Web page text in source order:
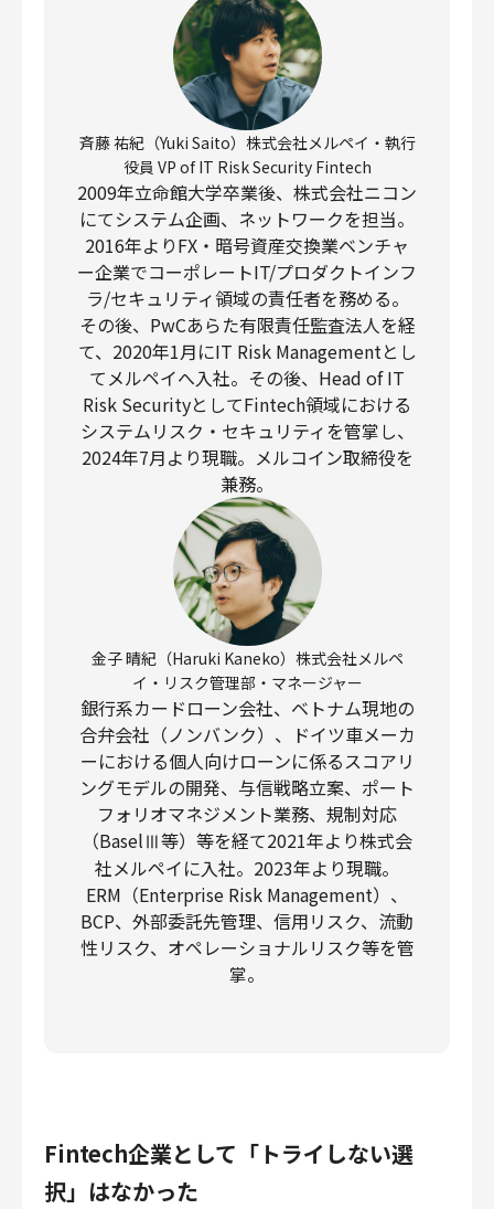
斉藤 祐紀（Yuki Saito）株式会社メルペイ・執行
役員 VP of IT Risk Security Fintech
2009年立命館大学卒業後、株式会社ニコン
にてシステム企画、ネットワークを担当。
2016年よりFX・暗号資産交換業ベンチャ
ー企業でコーポレートIT/プロダクトインフ
ラ/セキュリティ領域の責任者を務める。
その後、PwCあらた有限責任監査法人を経
て、2020年1月にIT Risk Managementとし
てメルペイへ入社。その後、Head of IT
Risk SecurityとしてFintech領域における
システムリスク・セキュリティを管掌し、
2024年7月より現職。メルコイン取締役を
兼務。
金子 晴紀（Haruki Kaneko）株式会社メルペ
イ・リスク管理部・マネージャー
銀行系カードローン会社、ベトナム現地の
合弁会社（ノンバンク）、ドイツ車メーカ
ーにおける個人向けローンに係るスコアリ
ングモデルの開発、与信戦略立案、ポート
フォリオマネジメント業務、規制対応
（BaselⅢ等）等を経て2021年より株式会
社メルペイに入社。2023年より現職。
ERM（Enterprise Risk Management）、
BCP、外部委託先管理、信用リスク、流動
性リスク、オペレーショナルリスク等を管
掌。
Fintech企業として「トライしない選
択」はなかった